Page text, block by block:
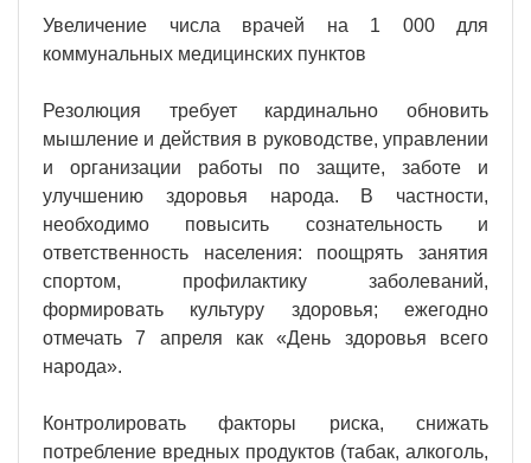
Увеличение числа врачей на 1 000 для
коммунальных медицинских пунктов
Резолюция требует кардинально обновить
мышление и действия в руководстве, управлении
и организации работы по защите, заботе и
улучшению здоровья народа. В частности,
необходимо повысить сознательность и
ответственность населения: поощрять занятия
спортом, профилактику заболеваний,
формировать культуру здоровья; ежегодно
отмечать 7 апреля как «День здоровья всего
народа».
Контролировать факторы риска, снижать
потребление вредных продуктов (табак, алкоголь,